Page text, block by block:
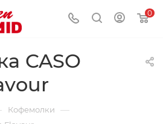
0
CASO
Кофемолки —